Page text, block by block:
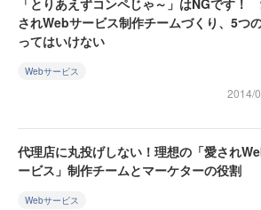
「とりあえずコンペじゃ～」はNGです！
されWebサービス制作チームづくり、5つ
ってはいけない
Webサービス
2014/
代理店に丸投げしない！理想の「愛され
ービス」制作チームとマーケターの役割
Webサービス